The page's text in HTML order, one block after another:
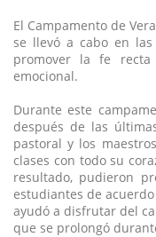
El Campamento de
se llevó a cabo en
promover la fe
emocional.
Durante este
después de las
pastoral y los
clases con todo su
resultado, pudieron
estudiantes de
ayudó a disfrutar del
que se prolongó